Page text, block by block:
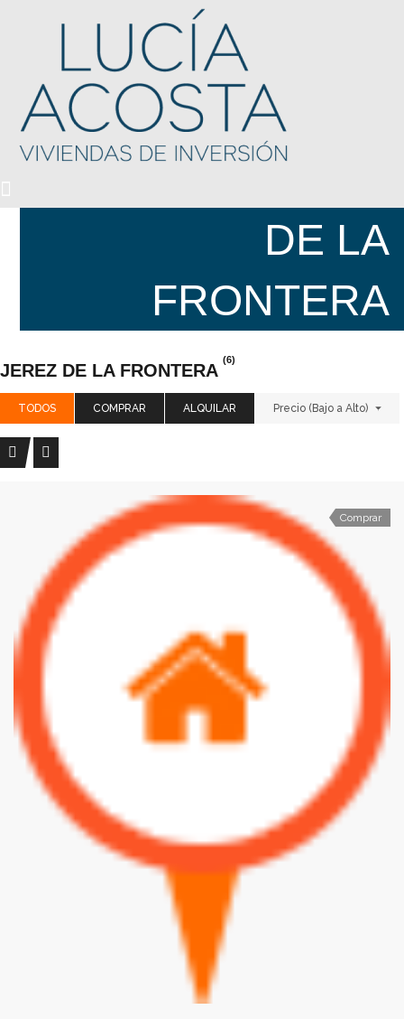
CIUDAD /
DE LA
FRONTERA
JEREZ DE LA FRONTERA
(6)
TODOS COMPRAR ALQUILAR Precio (Bajo a Alto)
Comprar